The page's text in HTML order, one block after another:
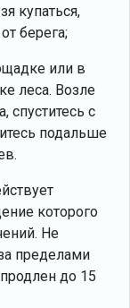
купаться,
берега;
или в
леса. Возле
спуститесь с
подальше
которого
Не
пределами
до 15